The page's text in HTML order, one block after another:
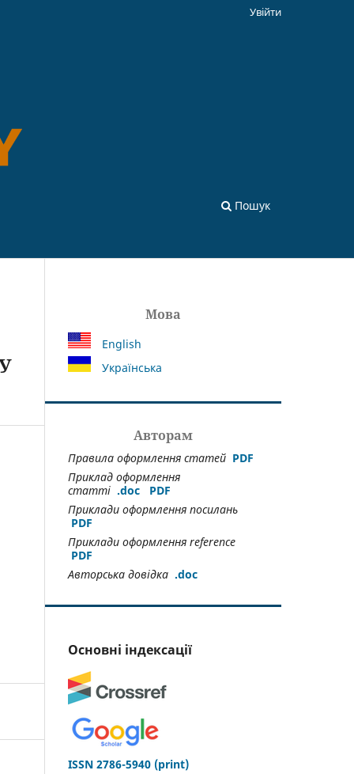
Пошук
Увійти
Мова
English
Українська
Авторам
Правила оформлення статей PDF
Приклад оформлення
статті .doc
PDF
Приклади оформлення посилань
PDF
Приклади оформлення reference
PDF
Авторська довідка .doс
Основні індексації
ISSN 2786-5940 (print)